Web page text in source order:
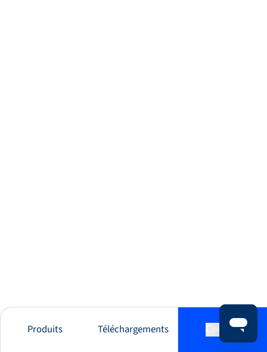
Produits Téléchargements Contact